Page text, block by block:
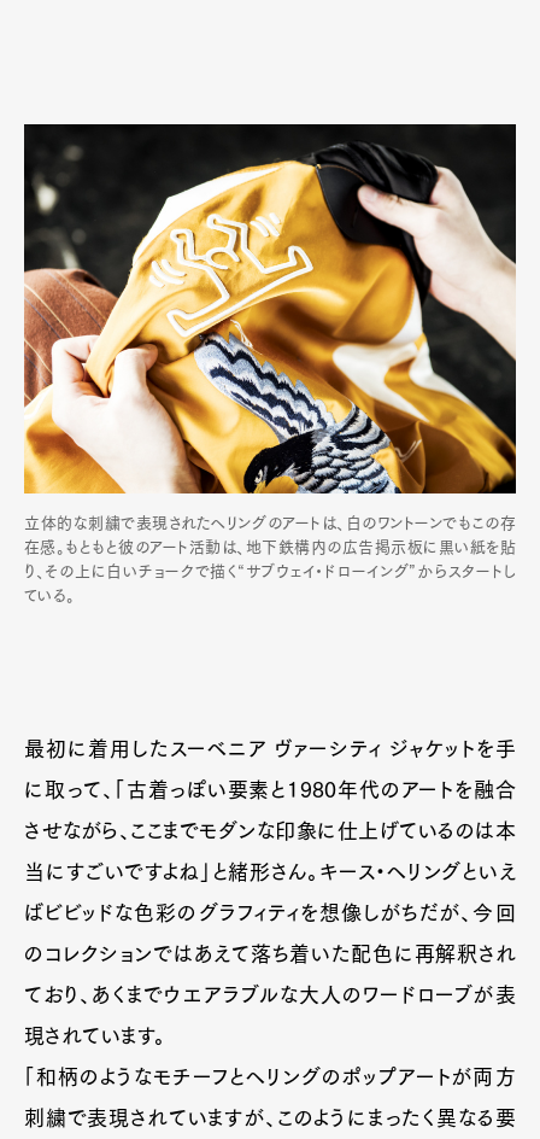
立体的な刺繍で表現されたヘリングのアートは、白のワントーンでもこの存
在感。もともと彼のアート活動は、地下鉄構内の広告掲示板に黒い紙を貼
り、その上に白いチョークで描く“サブウェイ・ドローイング”からスタートし
ている。
最初に着用したスーベニア ヴァーシティ ジャケットを手
に取って、「古着っぽい要素と1980年代のアートを融合
させながら、ここまでモダンな印象に仕上げているのは本
当にすごいですよね」と緒形さん。キース・ヘリングといえ
ばビビッドな色彩のグラフィティを想像しがちだが、今回
のコレクションではあえて落ち着いた配色に再解釈され
ており、あくまでウエアラブルな大人のワードローブが表
現されています。
「和柄のようなモチーフとヘリングのポップアートが両方
刺繍で表現されていますが、このようにまったく異なる要